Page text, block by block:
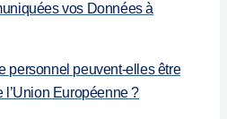
vos Données à
personnel peuvent-elles être
l’Union Européenne ?